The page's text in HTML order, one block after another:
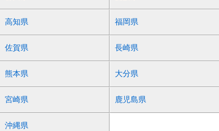
高知県 福岡県
佐賀県 長崎県
熊本県 大分県
宮崎県 鹿児島県
沖縄県